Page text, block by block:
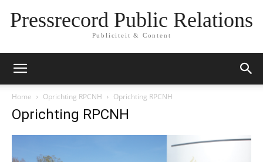
Pressrecord Public Relations
Publiciteit & Content
Home Oprichting RPCNH Oprichting RPCNH
Oprichting RPCNH